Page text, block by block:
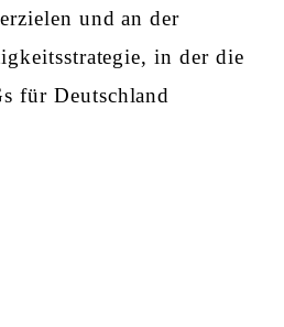
und an der
in der die
für Deutschland